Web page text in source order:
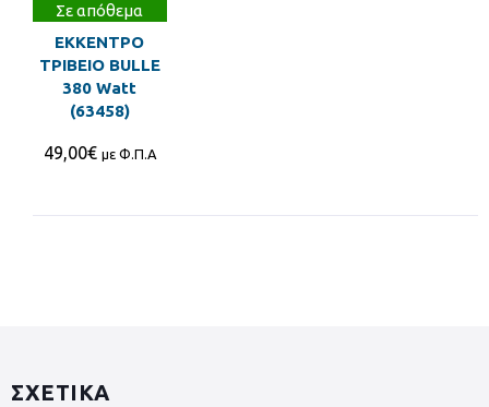
Σε απόθεμα
ΕΚΚΕΝΤΡΟ
ΤΡΙΒΕΙΟ BULLE
380 Watt
(63458)
49,00€ με Φ.Π.Α
ΣΧΕΤΙΚΑ